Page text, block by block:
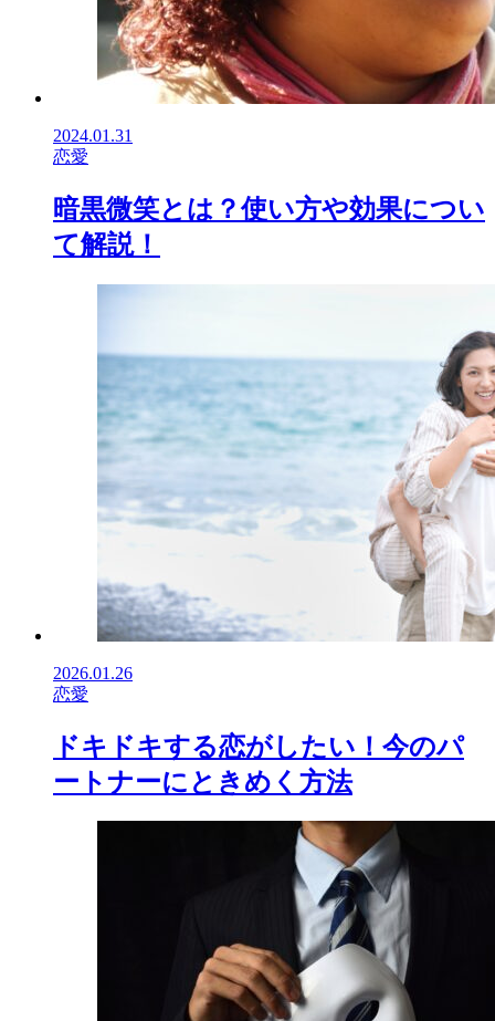
2024.01.31
恋愛
暗黒微笑とは？使い方や効果につい
て解説！
2026.01.26
恋愛
ドキドキする恋がしたい！今のパ
ートナーにときめく方法